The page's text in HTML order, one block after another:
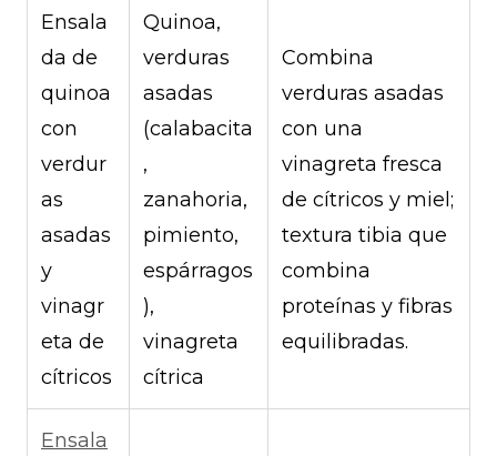
Ensala
da de
quinoa
con
verdur
as
asadas
y
vinagr
eta de
cítricos
Quinoa,
verduras
asadas
(calabacita
,
zanahoria,
pimiento,
espárragos
),
vinagreta
cítrica
Combina
verduras asadas
con una
vinagreta fresca
de cítricos y miel;
textura tibia que
combina
proteínas y fibras
equilibradas.
Ensala